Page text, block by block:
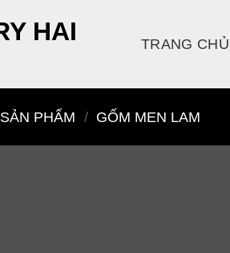
TRANG CHỦ
SẢN PHẨM / GỐM MEN LAM